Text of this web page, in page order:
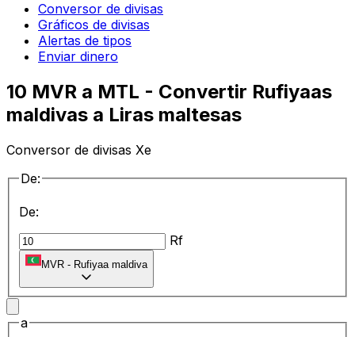
Conversor de divisas
Gráficos de divisas
Alertas de tipos
Enviar dinero
10 MVR a MTL - Convertir Rufiyaas
maldivas a Liras maltesas
Conversor de divisas Xe
De:
De:
Rf
MVR - Rufiyaa maldiva
a